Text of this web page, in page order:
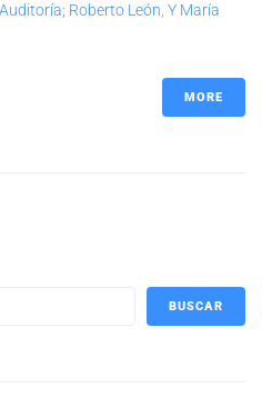
Roberto León Y María
MORE
BUSCAR